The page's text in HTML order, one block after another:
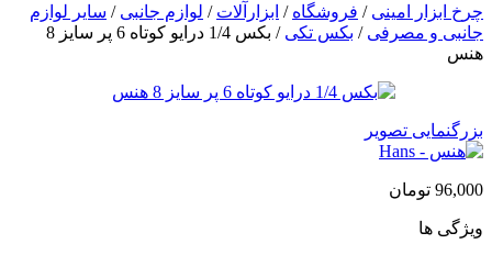
چرخ ابزار امینی / فروشگاه / ابزارآلات / لوازم جانبی / سایر لوازم
جانبی و مصرفی / بکس تکی /
بکس 1/4 درایو کوتاه 6 پر سایز 8
هنس
بزرگنمایی تصویر
96,000 تومان
ویژگی ها